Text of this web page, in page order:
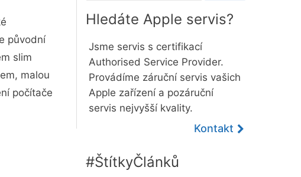
původní
slim
malou
počítače
Hledáte Apple servis?
Jsme servis s certifikací
Authorised Service Provider.
Provádíme záruční servis vašich
Apple zařízení a pozáruční
servis nejvyšší kvality.
Kontakt
#ŠtítkyČlánků